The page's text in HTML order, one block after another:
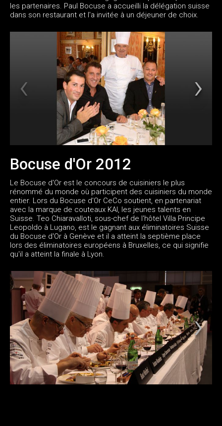
les partenaires. Paul Bocuse a accueilli la délégation suisse
dans son restaurant et l'a invitée à un déjeuner de choix.
Bocuse d'Or 2012
Le Bocuse d'Or est le concours de cuisiniers le plus
rénommé du monde où participent des cuisiniers du monde
entier. Lors du Bocuse d'Or CeCo soutient, en partenariat
avec la marque de couteaux KAI, les jeunes talents en
Suisse. Teo Chiaravalloti, sous-chef de l'hôtel Villa Principe
Leopoldo à Lugano, est le gagnant aux éliminatoires Suisse
du Bocuse d'Or à Genève et il a atteint la septième place
lors des éliminatoires européens à Bruxelles, ce qui signifie
qu'il a atteint la finale à Lyon.